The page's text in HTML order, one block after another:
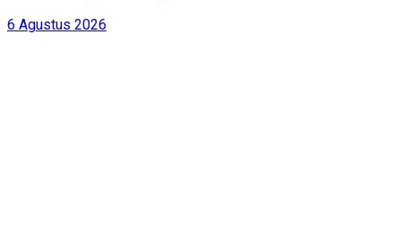
6 Agustus 2026